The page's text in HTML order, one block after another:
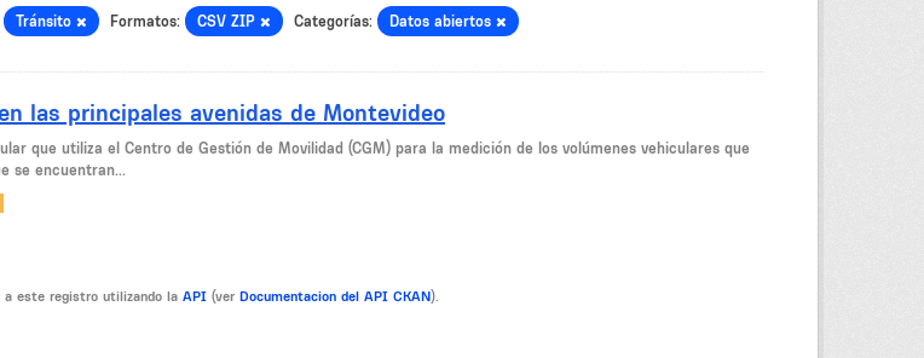
Tránsito Formatos: CSV ZIP Categorías: Datos abiertos
las principales avenidas de Montevideo
que utiliza el Centro de Gestión de Movilidad (CGM) para la medición de los volúmenes vehiculares que
se encuentran...
a este registro utilizando la API (ver Documentacion del API CKAN).